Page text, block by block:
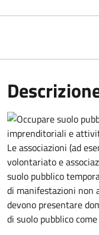
Le associazioni (ad
volontariato e
suolo pubblico
di manifestazioni non
devono presentare
di suolo pubblico